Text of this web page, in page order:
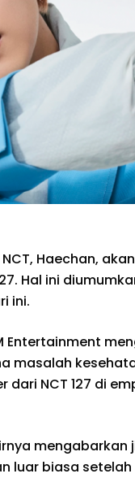
Haechan,
Hal ini
ini.
Entertainment
masalah
NCT 127 di
luar biasa